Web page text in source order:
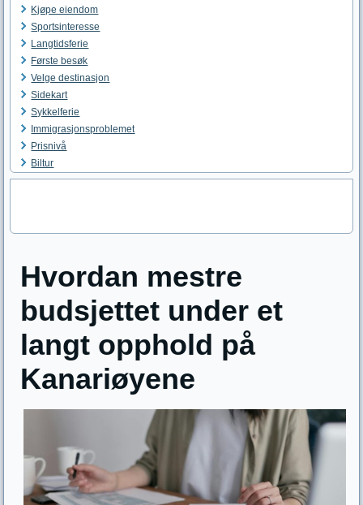
Kjøpe eiendom
Sportsinteresse
Langtidsferie
Første besøk
Velge destinasjon
Sidekart
Sykkelferie
Immigrasjonsproblemet
Prisnivå
Biltur
Hvordan mestre
budsjettet under et
langt opphold på
Kanariøyene